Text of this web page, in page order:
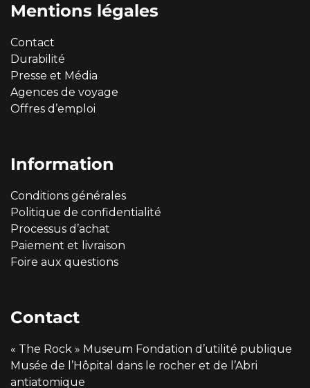
Mentions légales
Contact
Durabilité
Presse et Média
Agences de voyage
Offres d’emploi
Information
Conditions générales
Politique de confidentialité
Processus d’achat
Paiement et livraison
Foire aux questions
Contact
« The Rock » Museum Fondation d’utilité publique
Musée de l’Hôpital dans le rocher et de l’Abri
antiatomique